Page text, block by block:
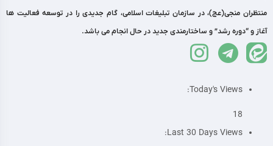
منتظران منجی(عج)، در سازمان تبلیغات اسلامی، گام جدیدی را در توسعه فعالیت ها
آغاز و “دوره رشد” و ساختارمندی جدید در حال انجام می باشد.
Today's Views:
18
Last 30 Days Views: